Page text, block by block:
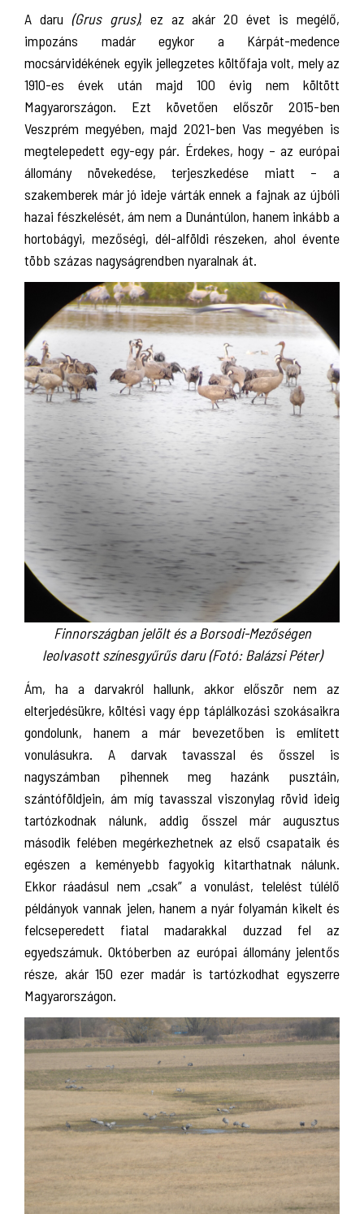
A daru (Grus grus), ez az akár 20 évet is megélő,
impozáns madár egykor a Kárpát-medence
mocsárvidékének egyik jellegzetes költőfaja volt, mely az
1910-es évek után majd 100 évig nem költött
Magyarországon. Ezt követően először 2015-ben
Veszprém megyében, majd 2021-ben Vas megyében is
megtelepedett egy-egy pár. Érdekes, hogy – az európai
állomány növekedése, terjeszkedése miatt – a
szakemberek már jó ideje várták ennek a fajnak az újbóli
hazai fészkelését, ám nem a Dunántúlon, hanem inkább a
hortobágyi, mezőségi, dél-alföldi részeken, ahol évente
több százas nagyságrendben nyaralnak át.
Finnországban jelölt és a Borsodi-Mezőségen
leolvasott színesgyűrűs daru (Fotó: Balázsi Péter)
Ám, ha a darvakról hallunk, akkor először nem az
elterjedésükre, költési vagy épp táplálkozási szokásaikra
gondolunk, hanem a már bevezetőben is említett
vonulásukra. A darvak tavasszal és ősszel is
nagyszámban pihennek meg hazánk pusztáin,
szántóföldjein, ám míg tavasszal viszonylag rövid ideig
tartózkodnak nálunk, addig ősszel már augusztus
második felében megérkezhetnek az első csapataik és
egészen a keményebb fagyokig kitarthatnak nálunk.
Ekkor ráadásul nem „csak” a vonulást, telelést túlélő
példányok vannak jelen, hanem a nyár folyamán kikelt és
felcseperedett fiatal madarakkal duzzad fel az
egyedszámuk. Októberben az európai állomány jelentős
része, akár 150 ezer madár is tartózkodhat egyszerre
Magyarországon.